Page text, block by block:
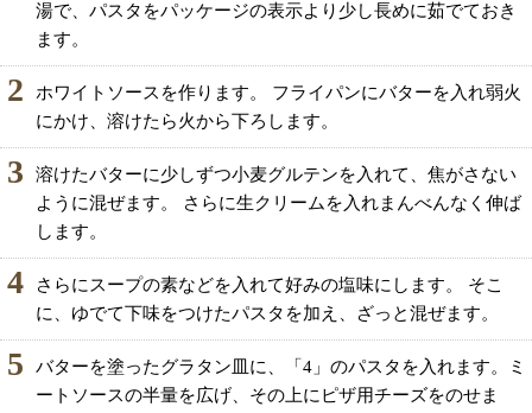
湯で、パスタをパッケージの表示より少し長めに茹でておき
ます。
2
ホワイトソースを作ります。 フライパンにバターを入れ弱火
にかけ、溶けたら火から下ろします。
3
溶けたバターに少しずつ小麦グルテンを入れて、焦がさない
ように混ぜます。 さらに生クリームを入れまんべんなく伸ば
します。
4
さらにスープの素などを入れて好みの塩味にします。 そこ
に、ゆでて下味をつけたパスタを加え、ざっと混ぜます。
5
バターを塗ったグラタン皿に、「4」のパスタを入れます。ミ
ートソースの半量を広げ、その上にピザ用チーズをのせま